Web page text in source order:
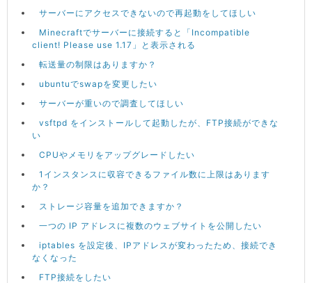
サーバーにアクセスできないので再起動をしてほしい
Minecraftでサーバーに接続すると「Incompatible
client! Please use 1.17」と表示される
転送量の制限はありますか？
ubuntuでswapを変更したい
サーバーが重いので調査してほしい
vsftpd をインストールして起動したが、FTP接続ができな
い
CPUやメモリをアップグレードしたい
1インスタンスに収容できるファイル数に上限はあります
か？
ストレージ容量を追加できますか？
一つの IP アドレスに複数のウェブサイトを公開したい
iptables を設定後、IPアドレスが変わったため、接続でき
なくなった
FTP接続をしたい